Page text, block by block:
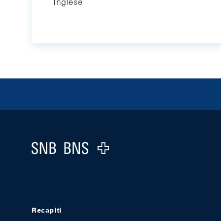
Inglese
Logo
Recapiti